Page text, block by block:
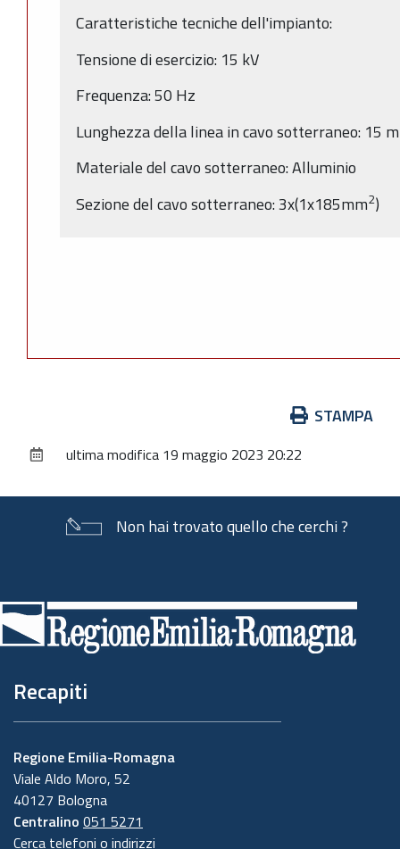
Caratteristiche tecniche dell'impianto:
Tensione di esercizio: 15 kV
Frequenza: 50 Hz
Lunghezza della linea in cavo sotterraneo: 15 m
Materiale del cavo sotterraneo: Alluminio
Sezione del cavo sotterraneo: 3x(1x185mm2)
documento
STAMPA
ultima modifica 19 maggio 2023 20:22
Non hai trovato quello che cerchi ?
di
pagina
Recapiti
Regione Emilia-Romagna
Viale Aldo Moro, 52
40127 Bologna
Centralino 051 5271
Cerca telefoni o indirizzi